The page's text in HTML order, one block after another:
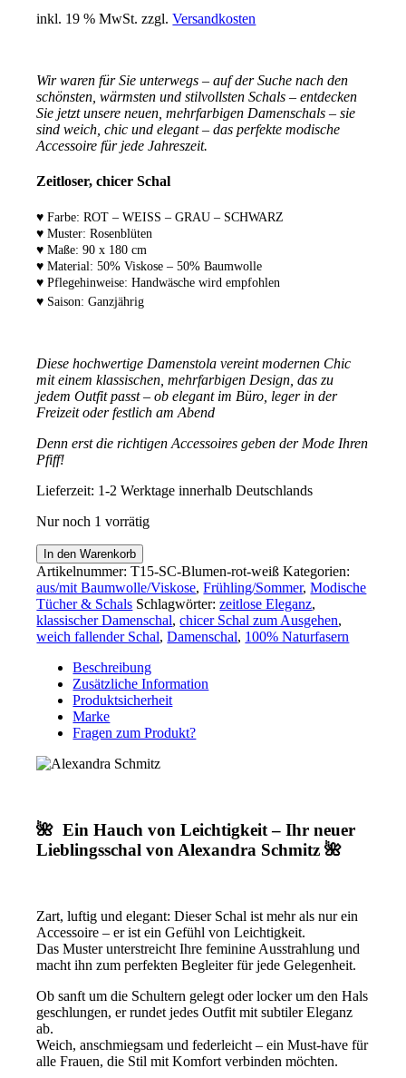
inkl. 19 % MwSt. zzgl.Versandkosten
Wir waren für Sie unterwegs – auf der Suche nach den
schönsten, wärmsten und stilvollsten Schals – entdecken
Sie jetzt unsere neuen, mehrfarbigen Damenschals – sie
sind weich, chic und elegant – das perfekte modische
Accessoire für jede Jahreszeit.
Zeitloser, chicer Schal
♥ Farbe: ROT – WEISS – GRAU – SCHWARZ
♥ Muster: Rosenblüten
♥ Maße: 90 x 180 cm
♥ Material: 50% Viskose – 50% Baumwolle
♥ Pflegehinweise: Handwäsche wird empfohlen
♥ Saison: Ganzjährig
Diese hochwertige Damenstola vereint modernen Chic
mit einem klassischen, mehrfarbigen Design, das zu
jedem Outfit passt – ob elegant im Büro, leger in der
Freizeit oder festlich am Abend
Denn erst die richtigen Accessoires geben der Mode Ihren
Pfiff!
Lieferzeit: 1-2 Werktage innerhalb Deutschlands
Nur noch 1 vorrätig
Chicer
roter
Damenschal
90
x
180
Alexandra
Schmitz
Menge
In den Warenkorb
Artikelnummer:T15-SC-Blumen-rot-weiß Kategorien:
aus/mit Baumwolle/Viskose,Frühling/Sommer,Modische
Tücher & Schals Schlagwörter:zeitlose Eleganz,
klassischer Damenschal,chicer Schal zum Ausgehen,
weich fallender Schal,Damenschal, 100% Naturfasern
Beschreibung
Zusätzliche Information
Produktsicherheit
Marke
Fragen zum Produkt?
🌺 Ein Hauch von Leichtigkeit – Ihr neuer
Lieblingsschal von Alexandra Schmitz 🌺
Zart, luftig und elegant: Dieser Schal ist mehr als nur ein
Accessoire – er ist ein Gefühl von Leichtigkeit.
Das Muster unterstreicht Ihre feminine Ausstrahlung und
macht ihn zum perfekten Begleiter für jede Gelegenheit.
Ob sanft um die Schultern gelegt oder locker um den Hals
geschlungen, er rundet jedes Outfit mit subtiler Eleganz
ab.
Weich, anschmiegsam und federleicht – ein Must-have für
alle Frauen, die Stil mit Komfort verbinden möchten.